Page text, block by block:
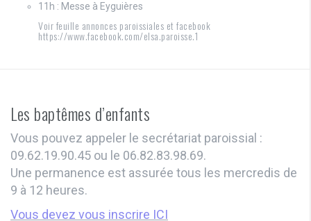
11h : Messe à Eyguières
Voir feuille annonces paroissiales et facebook
https://www.facebook.com/elsa.paroisse.1
Les baptêmes d’enfants
Vous pouvez appeler le secrétariat paroissial :
09.62.19.90.45 ou le 06.82.83.98.69.
Une permanence est assurée tous les mercredis de
9 à 12 heures.
Vous devez vous inscrire ICI